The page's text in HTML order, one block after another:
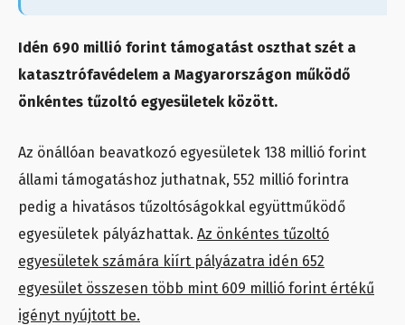
Idén 690 millió forint támogatást oszthat szét a
katasztrófavédelem a Magyarországon működő
önkéntes tűzoltó egyesületek között.
Az önállóan beavatkozó egyesületek 138 millió forint
állami támogatáshoz juthatnak, 552 millió forintra
pedig a hivatásos tűzoltóságokkal együttműködő
egyesületek pályázhattak. Az önkéntes tűzoltó
egyesületek számára kiírt pályázatra idén 652
egyesület összesen több mint 609 millió forint értékű
igényt nyújtott be.